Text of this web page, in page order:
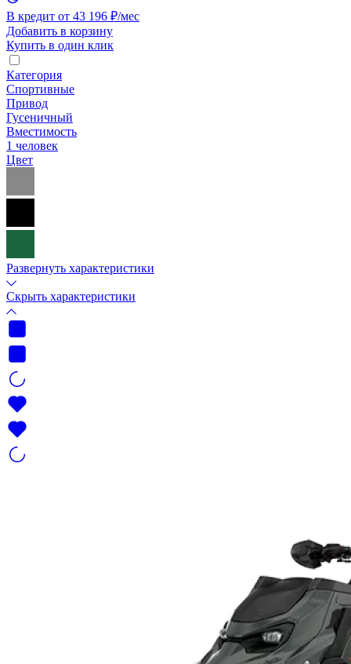
В кредит от 43 196 ₽/мес
Добавить в корзину
Купить в один клик
Категория
Спортивные
Привод
Гусеничный
Вместимость
1 человек
Цвет
Развернуть характеристики
Скрыть характеристики